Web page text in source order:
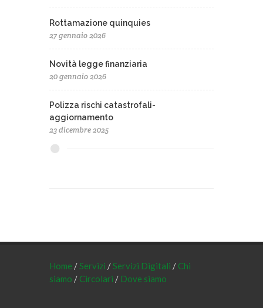
Rottamazione quinquies
27 gennaio 2026
Novità legge finanziaria
20 gennaio 2026
Polizza rischi catastrofali-
aggiornamento
23 dicembre 2025
Home /Servizi /Servizi Digitali / Chi
siamo / Circolari / Dove siamo